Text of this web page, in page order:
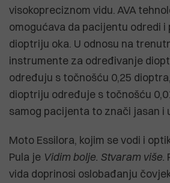
visokopreciznom vidu. AVA
omogućava da pacijentu odredi
dioptriju oka. U odnosu na
instrumente za određivanje
određuju s točnošću 0,25
dioptriju određuje s točnošću
samog pacijenta to znači jasan i
Moto Essilora, kojim se vodi i
Pula je Vidim bolje. Stvaram više.
vida doprinosi oslobađanju